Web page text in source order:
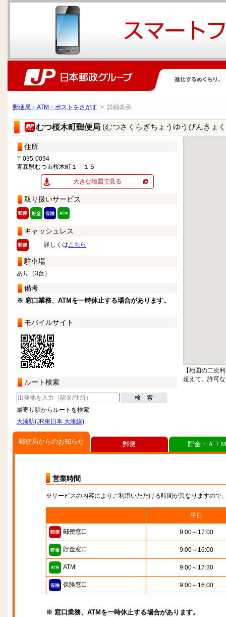
郵便局・ATM・ポストをさがす > 詳細表示
むつ桜木町郵便局 (むつさくらぎちょうゆうびんきょ
住所
〒035-0094
青森県むつ市桜木町１－１５
大きな地図で見る
取り扱いサービス
キャッシュレス
詳しくはこちら
駐車場
あり（3台）
備考
※ 窓口業務、ATMを一時休止する場合があります。
モバイルサイト
ルート検索
検 索
最寄り駅からルートを検索
大湊駅(JR東日本 大湊線)
【地図の二次
超えて、許可
郵便局からのお知らせ
営業時間
※サービスの内容によりご利用いただける時間が異なりますので
平日
郵便窓口 9:00～17:00
貯金窓口 9:00～16:00
ATM 9:00～17:30
保険窓口 9:00～16:00
※ 窓口業務、ATMを一時休止する場合があります。
郵便 貯金・ＡＴ